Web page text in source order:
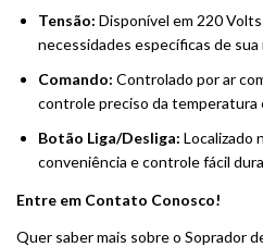
Tensão: Disponível em 220
necessidades específicas de
Comando: Controlado por ar
controle preciso da temperatura
Botão Liga/Desliga: Localizado
conveniência e controle fácil
Entre em Contato Conosco!
Quer saber mais sobre o Soprador